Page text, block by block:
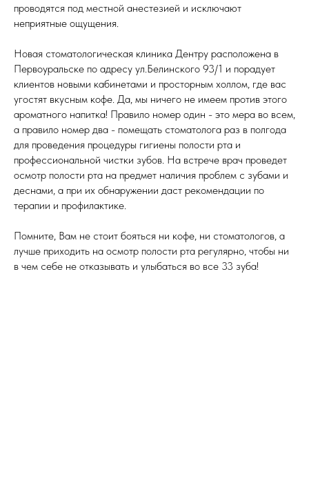
проводятся под местной анестезией и исключают
неприятные ощущения.
Новая стоматологическая клиника Дентру расположена в
Первоуральске по адресу ул.Белинского 93/1 и порадует
клиентов новыми кабинетами и просторным холлом, где вас
угостят вкусным кофе. Да, мы ничего не имеем против этого
ароматного напитка! Правило номер один - это мера во всем,
а правило номер два - помещать стоматолога раз в полгода
для проведения процедуры гигиены полости рта и
профессиональной чистки зубов. На встрече врач проведет
осмотр полости рта на предмет наличия проблем с зубами и
деснами, а при их обнаружении даст рекомендации по
терапии и профилактике.
Помните, Вам не стоит бояться ни кофе, ни стоматологов, а
лучше приходить на осмотр полости рта регулярно, чтобы ни
в чем себе не отказывать и улыбаться во все 33 зуба!